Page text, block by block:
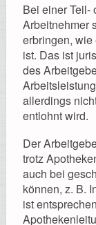
Bei einer Teil-
Arbeitnehmer
erbringen,
ist. Das ist
des
allerdings
entlohnt wird.
Der
trotz
auch bei
können, z. B.
ist